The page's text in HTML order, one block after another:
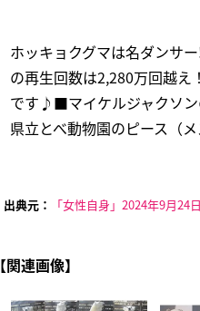
ホッキョクグマは名ダンサ
の再生回数は2,280万回越え
です♪■マイケルジャクソン
県立とべ動物園のピース（
出典元： 「女性自身」2024年9月24
【関連画像】